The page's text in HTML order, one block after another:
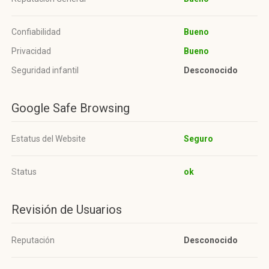
Confiabilidad
Bueno
Privacidad
Bueno
Seguridad infantil
Desconocido
Google Safe Browsing
Estatus del Website Seguro
Status ok
Revisión de Usuarios
Reputación Desconocido